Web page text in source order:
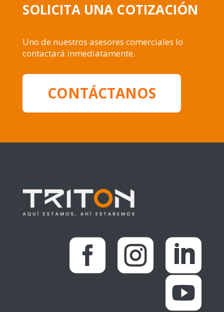
SOLICITA UNA COTIZACIÓN
Uno de nuestros asesores comerciales lo
contactará inmediatamente.
CONTÁCTANOS
  
